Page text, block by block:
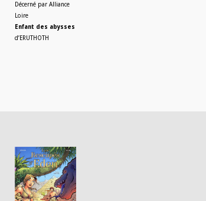
Décerné par Alliance
Loire
Enfant des abysses
d’ERUTHOTH